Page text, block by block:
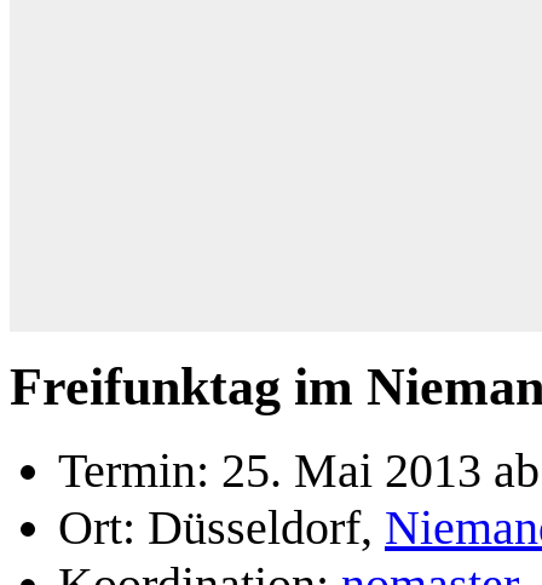
Freifunktag im
Termin: 25. Mai 2013
Ort: Düsseldorf,